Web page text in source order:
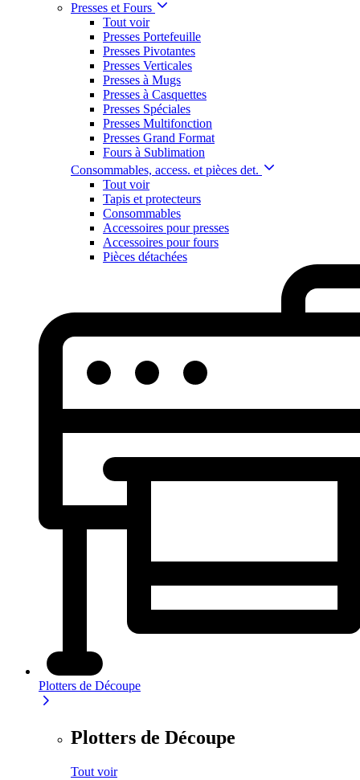
Presses et Fours
Tout voir
Presses Portefeuille
Presses Pivotantes
Presses Verticales
Presses à Mugs
Presses à Casquettes
Presses Spéciales
Presses Multifonction
Presses Grand Format
Fours à Sublimation
Consommables, access. et pièces det.
Tout voir
Tapis et protecteurs
Consommables
Accessoires pour presses
Accessoires pour fours
Pièces détachées
Plotters de Découpe
Plotters de Découpe
Tout voir